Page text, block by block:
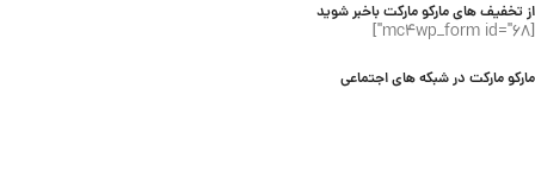
از تخفیف های مارکو مارکت باخبر شوید
[mc4wp_form id="68"]
مارکو مارکت در شبکه های اجتماعی